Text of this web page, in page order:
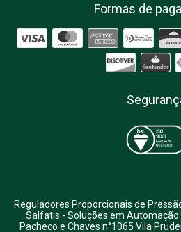
Formas de
Reguladores Proporcionais de
Salfatis - Soluções em Automação
Pacheco e Chaves n°1065 Vila